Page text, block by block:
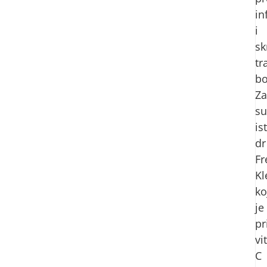
i
su
dr
je
C